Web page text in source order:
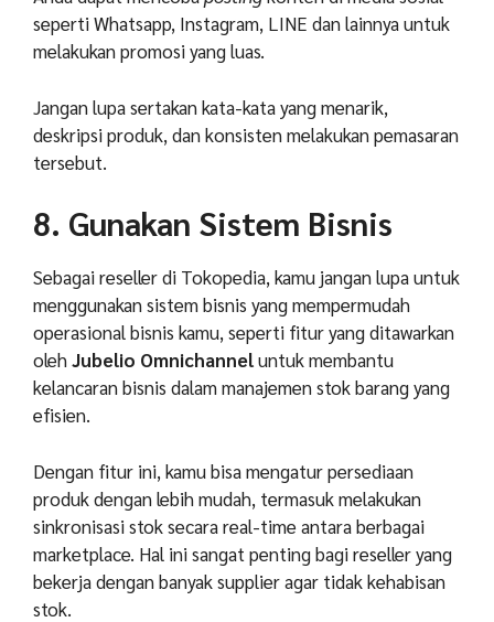
seperti Whatsapp, Instagram, LINE dan lainnya untuk
melakukan promosi yang luas.
Jangan lupa sertakan kata-kata yang menarik,
deskripsi produk, dan konsisten melakukan pemasaran
tersebut.
8. Gunakan Sistem Bisnis
Sebagai reseller di Tokopedia, kamu jangan lupa untuk
menggunakan sistem bisnis yang mempermudah
operasional bisnis kamu, seperti fitur yang ditawarkan
olehJubelio Omnichanneluntuk membantu
kelancaran bisnis dalam manajemen stok barang yang
efisien.
Dengan fitur ini, kamu bisa mengatur persediaan
produk dengan lebih mudah, termasuk melakukan
sinkronisasi stok secara real-time antara berbagai
marketplace. Hal ini sangat penting bagi reseller yang
bekerja dengan banyak supplier agar tidak kehabisan
stok.